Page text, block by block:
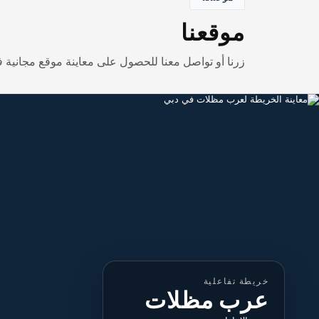
موقعنا
زرنا أو تواصل معنا للحصول على معاينة موقع مجانية
خريطة تفاعلية
عرب مظلات